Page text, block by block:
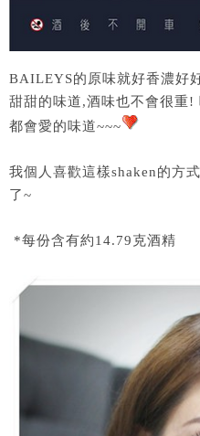
BAILEYS的原味就好香濃好
甜甜的味道,酒味也不會很重!
都會愛的味道~~~
我個人喜歡這樣shaken的方
了~
*每份含有約14.79克酒精